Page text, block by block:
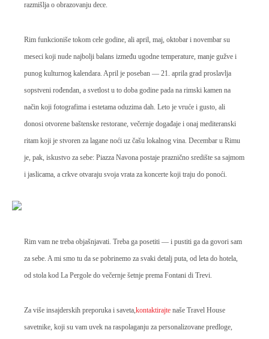
razmišlja o obrazovanju dece.
Rim funkcioniše tokom cele godine, ali april, maj, oktobar i novembar su
meseci koji nude najbolji balans između ugodne temperature, manje gužve i
punog kulturnog kalendara. April je poseban — 21. aprila grad proslavlja
sopstveni rođendan, a svetlost u to doba godine pada na rimski kamen na
način koji fotografima i estetama oduzima dah. Leto je vruće i gusto, ali
donosi otvorene baštenske restorane, večernje događaje i onaj mediteranski
ritam koji je stvoren za lagane noći uz čašu lokalnog vina. Decembar u Rimu
je, pak, iskustvo za sebe: Piazza Navona postaje praznično središte sa sajmom
i jaslicama, a crkve otvaraju svoja vrata za koncerte koji traju do ponoći.
Rim vam ne treba objašnjavati. Treba ga posetiti — i pustiti ga da govori sam
za sebe. A mi smo tu da se pobrinemo za svaki detalj puta, od leta do hotela,
od stola kod La Pergole do večernje šetnje prema Fontani di Trevi.
Za više insajderskih preporuka i saveta,kontaktirajte naše Travel House
savetnike, koji su vam uvek na raspolaganju za personalizovane predloge,